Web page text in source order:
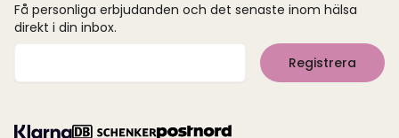
Få personliga erbjudanden och det senaste inom hälsa
direkt i din inbox.
Registrera